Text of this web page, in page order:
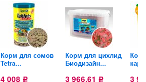
Корм для сомов
Tetra...
4 008 Р
Корм для цихлид
Биодизайн...
3 966,61 Р 3